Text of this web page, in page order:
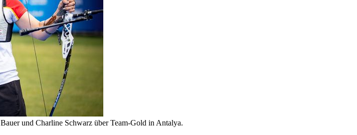
und Charline Schwarz über Team-Gold in Antalya.